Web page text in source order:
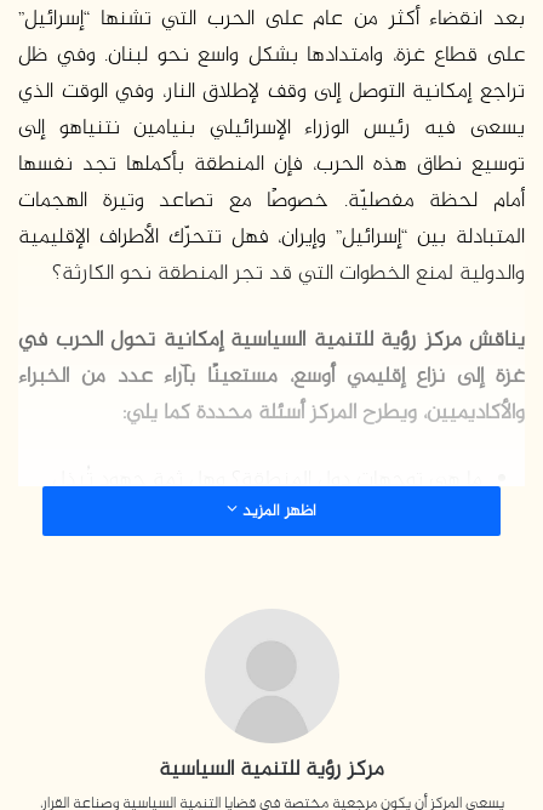
بعد انقضاء أكثر من عام على الحرب التي تشنها “إسرائيل”
على قطاع غزة، وامتدادها بشكل واسع نحو لبنان. وفي ظل
تراجع إمكانية التوصل إلى وقف لإطلاق النار، وفي الوقت الذي
يسعى فيه رئيس الوزراء الإسرائيلي بنيامين نتنياهو إلى
توسيع نطاق هذه الحرب، فإن المنطقة بأكملها تجد نفسها
أمام لحظة مفصليّة. خصوصًا مع تصاعد وتيرة الهجمات
المتبادلة بين “إسرائيل” وإيران، فهل تتحرّك الأطراف الإقليمية
والدولية لمنع الخطوات التي قد تجر المنطقة نحو الكارثة؟
يناقش مركز رؤية للتنمية السياسية إمكانية تحول الحرب في
غزة إلى نزاع إقليمي أوسع، مستعينًا بآراء عدد من الخبراء
والأكاديميين، ويطرح المركز أسئلة محددة كما يلي:
ما هي توجهات دول المنطقة؟ وهل ثمة جهود تُبذل
لاحتواء التصعيد وتجنب حربٍ شاملة؟ وهل توجد مبادرات
إقليمية كمنظمة التعاون الإسلامي، في الحد من العدوان
ما هو التأثير المحتمل لنتائج الانتخابات الأمريكية بعد
ما هي السيناريوهات المحتملة لتصعيد حركات المقاومة
اظهر المزيد
مركز رؤية للتنمية السياسية
يسعى المركز أن يكون مرجعية مختصة في قضايا التنمية السياسية وصناعة القرار،